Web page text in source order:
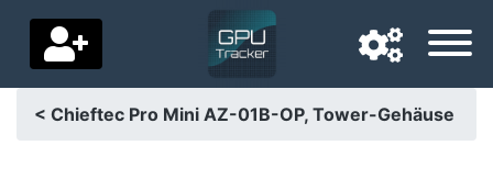
< Chieftec Pro Mini AZ-01B-OP, Tower-Gehäuse